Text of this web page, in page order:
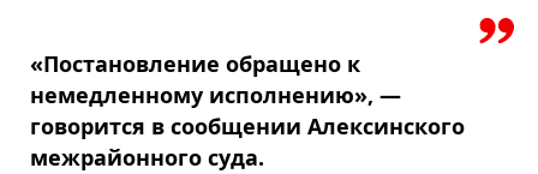
«Постановление обращено к
немедленному исполнению», —
говорится в сообщении Алексинского
межрайонного суда.